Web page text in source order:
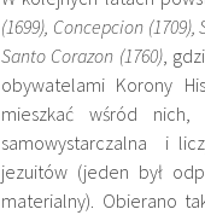
(1699), Concepcion
Santo Corazon (1760),
obywatelami Korony
mieszkać wśród
samowystarczalna i
jezuitów (jeden był
materialny). Obierano